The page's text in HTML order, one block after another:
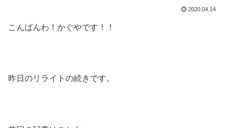
2020.04.14
こんばんわ！かぐやです！！
昨日のリライトの続きです。